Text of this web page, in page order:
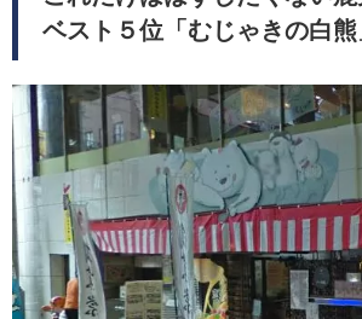
ベスト５位「むじゃきの白熊